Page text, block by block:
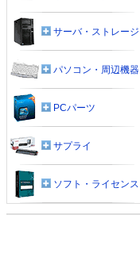
サーバ・ストレージ
パソコン・周辺機器
PCパーツ
サプライ
ソフト・ライセンス